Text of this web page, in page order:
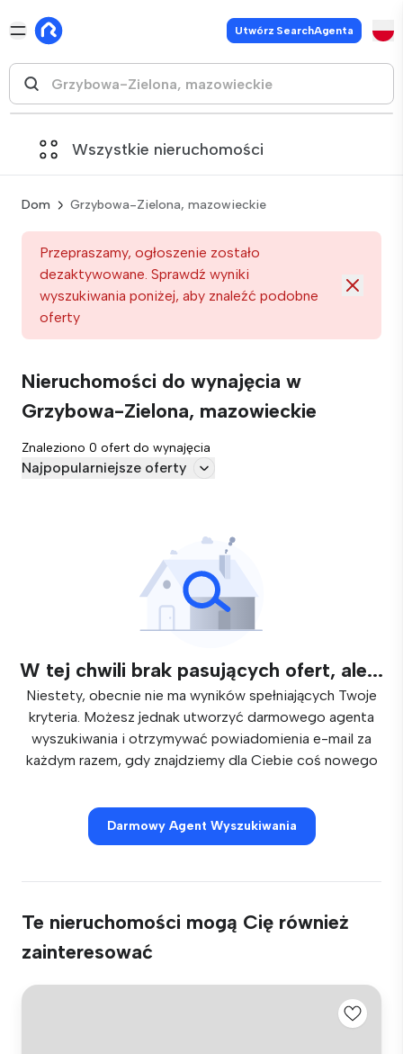
Utwórz SearchAgenta
Wszystkie nieruchomości
Dom Grzybowa-Zielona, mazowieckie
Przepraszamy, ogłoszenie zostało
dezaktywowane. Sprawdź wyniki
wyszukiwania poniżej, aby znaleźć podobne
oferty
Nieruchomości do wynajęcia w
Grzybowa-Zielona, mazowieckie
Znaleziono 0 ofert do wynajęcia
Najpopularniejsze oferty
W tej chwili brak pasujących ofert, ale...
Niestety, obecnie nie ma wyników spełniających Twoje
kryteria. Możesz jednak utworzyć darmowego agenta
wyszukiwania i otrzymywać powiadomienia e-mail za
każdym razem, gdy znajdziemy dla Ciebie coś nowego
Darmowy Agent Wyszukiwania
Te nieruchomości mogą Cię również
zainteresować